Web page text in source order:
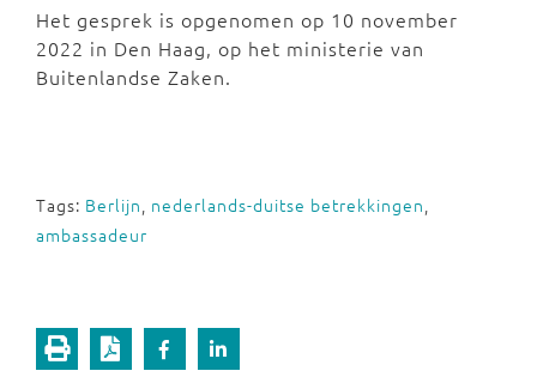
Het gesprek is opgenomen op 10 november
2022 in Den Haag, op het ministerie van
Buitenlandse Zaken.
Tags: Berlijn, nederlands-duitse betrekkingen,
ambassadeur